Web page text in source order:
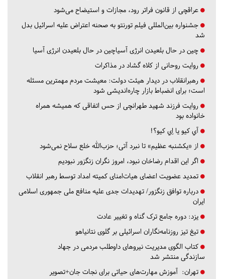
عراقچی از قانون فراتر رود، مجازات و استیضاح می‌شود
جشنواره بین‌المللی فیلم تورنتو به صحنه اعتراض علیه اسرائیل بدل
شد
چین در حال بلعیدن انرژی آسیاچین در حال بلعیدن انرژی آسیا
روایت روحانی از کلاه گشاد در مذاکرات
رهبرانقلاب در دیدار هیئت دولت: معیشت مردم مهمترین مسئله
است؛ برای انضباط بازار چاره‌اندیشی شود
روایت فرزند شهید طهرانچی از حس اتفاقی که همیشه همراه
خانواده بود
آي كيو يا اِي كيو؟!
از «یکشنبه عظیم» تا نبرد آتی؛ حزب‌الله خلع سلاح نمی‌شود
اگر این اقدام رضاخان نبود، امروز نگران زنگزور نبودیم
تمدید عضویت اعضای هیات‌امنای کمیته امداد توسط رهبر انقلاب
درباره توافق زنگزور/ تهدیدات جدی علیه منافع ملی جمهوری اسلامی
ایران
یزد: دوره جامع ترک گناه و تغییر عادت
تیغ تیز روزنامه‌نگاران اسرائیلی بر گلوی نتانیاهو
کتاب الگوی مدیریت نیروهای داوطلب مردمی در جهاد
سازندگی منتشر شد
تهران: آموزش مهارت‌های حیاتی برای نجات جان+تصویر